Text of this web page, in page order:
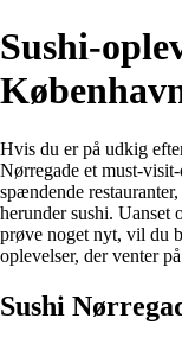
Sushi-
Hvis du er på udkig
Nørregade et must-
spændende
herunder sushi. Uanset
prøve noget nyt, vil du
oplevelser, der venter
Sushi